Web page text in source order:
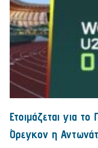
Ετοιμάζεται για
Όρεγκον η